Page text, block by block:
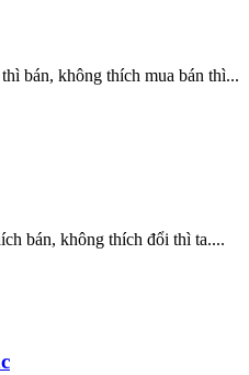
bán, không thích mua bán thì...
bán, không thích đổi thì ta....